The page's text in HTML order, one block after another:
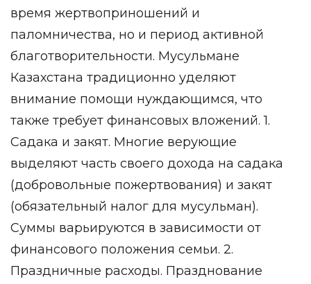
время жертвоприношений и
паломничества, но и период активной
благотворительности. Мусульмане
Казахстана традиционно уделяют
внимание помощи нуждающимся, что
также требует финансовых вложений. 1.
Садака и закят. Многие верующие
выделяют часть своего дохода на садака
(добровольные пожертвования) и закят
(обязательный налог для мусульман).
Суммы варьируются в зависимости от
финансового положения семьи. 2.
Праздничные расходы. Празднование